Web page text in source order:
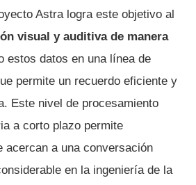
Astra logra este objetivo al
visual y auditiva de manera
estos datos en una línea de
permite un recuerdo eficiente y
Este nivel de procesamiento
a corto plazo permite
acercan a una conversación
en la ingeniería de la